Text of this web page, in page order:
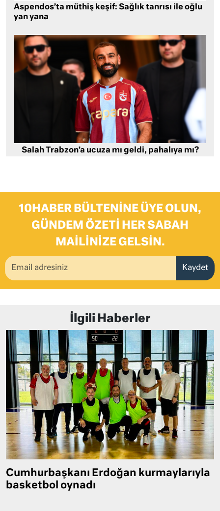
Aspendos’ta müthiş keşif: Sağlık tanrısı ile oğlu
yan yana
Salah Trabzon’a ucuza mı geldi, pahalıya mı?
10HABER BÜLTENINE ÜYE OLUN,
GÜNDEM ÖZETI HER SABAH
MAILINIZE GELSIN.
Kaydet
İlgili Haberler
Cumhurbaşkanı Erdoğan kurmaylarıyla
basketbol oynadı